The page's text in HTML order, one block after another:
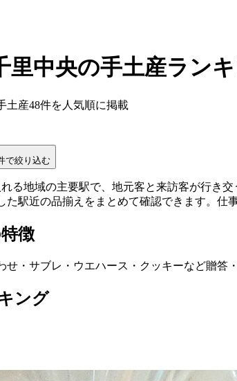
里中央の手土産ラン
土産48件を人気順に掲載
で絞り込む
る地域の主要駅で、地元客と来訪客が行き
駅近の品揃えをまとめて確認できます。仕
徴
・サブレ・ウエハース・クッキーなど贈答
ング